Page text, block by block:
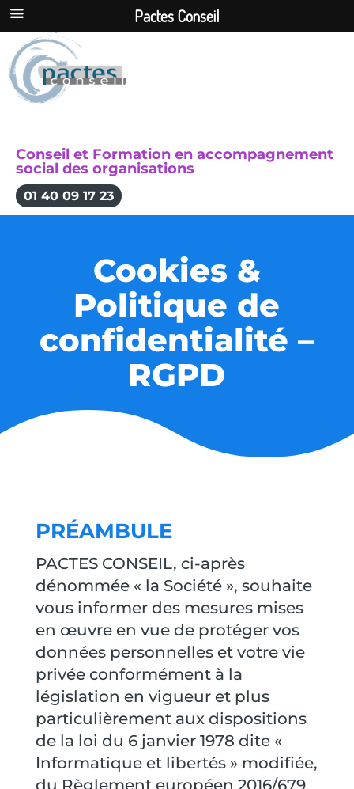
Conseil et Formation en accompagnement
social des organisations
01 40 09 17 23
Cookies &
Politique de
confidentialité –
RGPD
PRÉAMBULE
PACTES CONSEIL, ci-après
dénommée « la Société », souhaite
vous informer des mesures mises
en œuvre en vue de protéger vos
données personnelles et votre vie
privée conformément à la
législation en vigueur et plus
particulièrement aux dispositions
de la loi du 6 janvier 1978 dite «
Informatique et libertés » modifiée,
du Règlement européen 2016/679
Pactes Conseil